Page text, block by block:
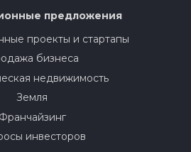
предложения
проекты и стартапы
бизнеса
недвижимость
Земля
Франчайзинг
инвесторов